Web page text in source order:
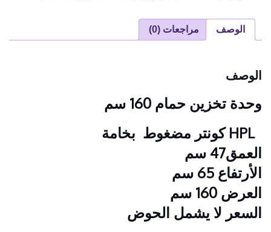
الوصف مراجعات (0)
الوصف
وحدة تخزين حمام 160 سم
HPL كونتر مضغوط بخامة
العمق47 سم
الأرتفاع 65 سم
العرض 160 سم
السعر لا يشمل الحوض